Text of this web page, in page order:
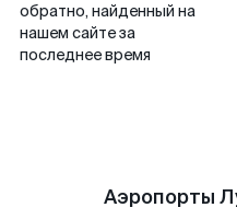
обратно, найденный на
нашем сайте за
последнее время
Аэропорты